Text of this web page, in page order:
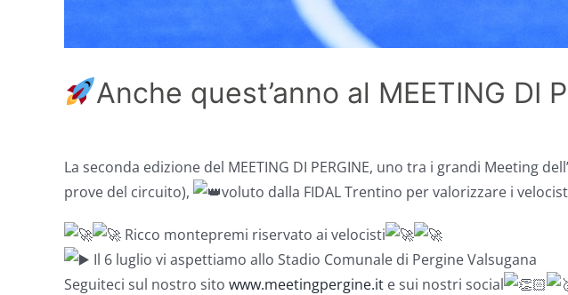
Anche quest’anno al MEETING DI
La seconda edizione del MEETING DI PERGINE, uno tra i grandi Meeting
prove del circuito),
voluto dalla FIDAL Trentino per valorizzare i
Ricco montepremi riservato ai velocisti
Il 6 luglio vi aspettiamo allo Stadio Comunale di Pergine Valsugana
Seguiteci sul nostro sito www.meetingpergine.ite sui nostri social